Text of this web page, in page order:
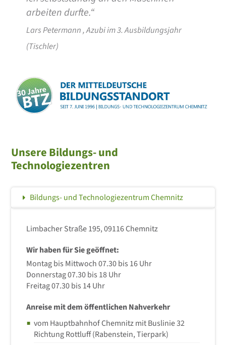
arbeiten durfte.“
Lars Petermann , Azubi im 3. Ausbildungsjahr
(Tischler)
Unsere Bildungs- und
Technologiezentren
Bildungs- und Technologiezentrum Chemnitz
Limbacher Straße 195, 09116 Chemnitz
Wir haben für Sie geöffnet:
Montag bis Mittwoch 07.30 bis 16 Uhr
Donnerstag 07.30 bis 18 Uhr
Freitag 07.30 bis 14 Uhr
Anreise mit dem öffentlichen Nahverkehr
vom Hauptbahnhof Chemnitz mit Buslinie 32
Richtung Rottluff (Rabenstein, Tierpark)